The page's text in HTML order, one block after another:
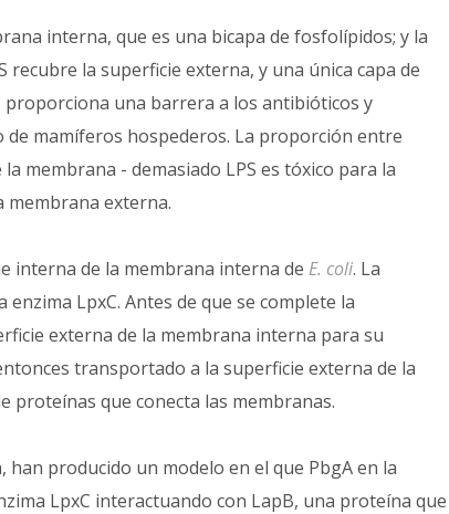
interna, que es una bicapa de fosfolípidos; y la
recubre la superficie externa, y una única capa de
una barrera a los antibióticos y
mamíferos hospederos. La proporción entre
membrana - demasiado LPS es tóxico para la
membrana externa.
interna de la membrana interna de E. coli. La
LpxC. Antes de que se complete la
externa de la membrana interna para su
transportado a la superficie externa de la
proteínas que conecta las membranas.
producido un modelo en el que PbgA en la
LpxC interactuando con LapB, una proteína que